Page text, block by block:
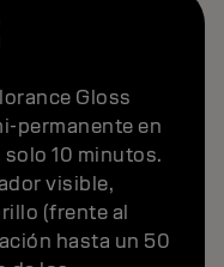
Gloss
permanente en
10 minutos.
visible,
(frente al
hasta un 50